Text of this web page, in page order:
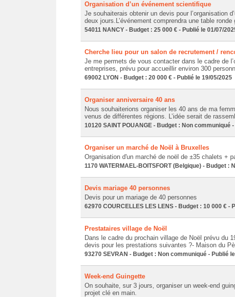
Organisation d’un événement scientifique
Je souhaiterais obtenir un devis pour l’organisation
deux jours.L’événement comprendra une table
54011 NANCY - Budget : 25 000 € - Publié le 01/07/
Cherche lieu pour un salon de recrutement /
Je me permets de vous contacter dans le cadre de
entreprises, prévu pour accueillir environ 300
69002 LYON - Budget : 20 000 € - Publié le 19/05/2025
Organiser anniversaire 40 ans
Nous souhaiterions organiser les 40 ans de ma
venus de différentes régions. L’idée serait de
10120 SAINT POUANGE - Budget : Non communiqué
Organiser un marché de Noël à Bruxelles
Organisation d'un marché de noël de ±35 chalets +
1170 WATERMAEL-BOITSFORT (Belgique) - Budget :
Devis mariage 40 personnes
Devis pour un mariage de 40 personnes
62970 COURCELLES LES LENS - Budget : 10 000 € -
Prestataires village de Noël
Dans le cadre du prochain village de Noël prévu du
devis pour les prestations suivantes ?- Maison du
93270 SEVRAN - Budget : Non communiqué - Publié
Week-end Guingette
On souhaite, sur 3 jours, organiser un week-end
projet clé en main.